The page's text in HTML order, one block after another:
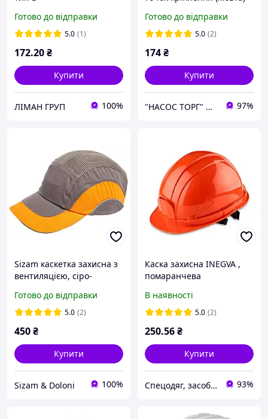
Готово до відправки
5.0 (1)
172.20₴
Купити
ЛІМАН ГРУП 100%
Готово до відправки
5.0 (2)
174₴
Купити
"НАСОС ТОРГ" Насосне обладнання, інструменти, освітлення 97%
Sizam каскетка захисна з
вентиляцією, сіро-
35032
Готово до відправки
5.0 (2)
450₴
Купити
Sizam & Doloni 100%
Каска захисна INEGVA ,
помаранчева
В наявності
5.0 (2)
250.56₴
Купити
Спецодяг, засоби індивідуального захисту від виробника ТОВ КОМПАНІЯ ТЕКС-3000 93%